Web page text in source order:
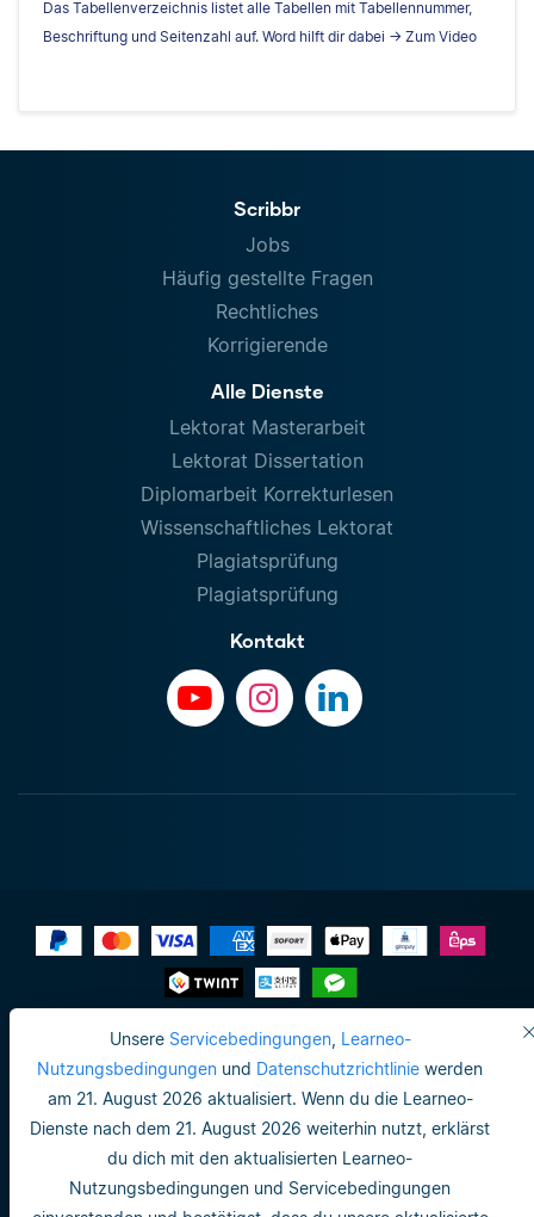
Unsere Servicebedingungen, Learneo-
Nutzungsbedingungen und Datenschutzrichtlinie werden
am 21. August 2026 aktualisiert. Wenn du die Learneo-
Dienste nach dem 21. August 2026 weiterhin nutzt, erklärst
du dich mit den aktualisierten Learneo-
Nutzungsbedingungen und Servicebedingungen
Das Tabellenverzeichnis listet alle Tabellen mit Tabellennummer,
Beschriftung und Seitenzahl auf. Word hilft dir dabei -> Zum Video
Scribbr
Jobs
Häufig gestellte Fragen
Rechtliches
Korrigierende
Alle Dienste
Lektorat Masterarbeit
Lektorat Dissertation
Diplomarbeit Korrekturlesen
Wissenschaftliches Lektorat
Plagiatsprüfung
Plagiatsprüfung
Kontakt
Impressum
Datenschutzrichtlinie
Do not sell or share my personal info
Nutzungsbedingungen
Datenschutzrichtlinie